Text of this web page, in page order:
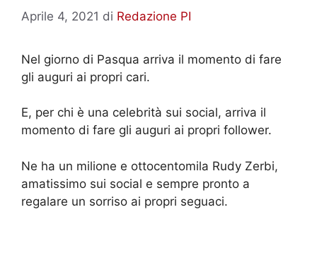
Aprile 4, 2021 di Redazione PI
Nel giorno di Pasqua arriva il momento di fare
gli auguri ai propri cari.
E, per chi è una celebrità sui social, arriva il
momento di fare gli auguri ai propri follower.
Ne ha un milione e ottocentomila Rudy Zerbi,
amatissimo sui social e sempre pronto a
regalare un sorriso ai propri seguaci.